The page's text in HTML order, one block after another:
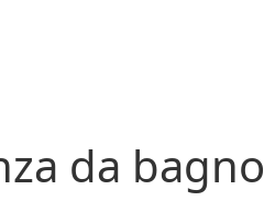
da bagno